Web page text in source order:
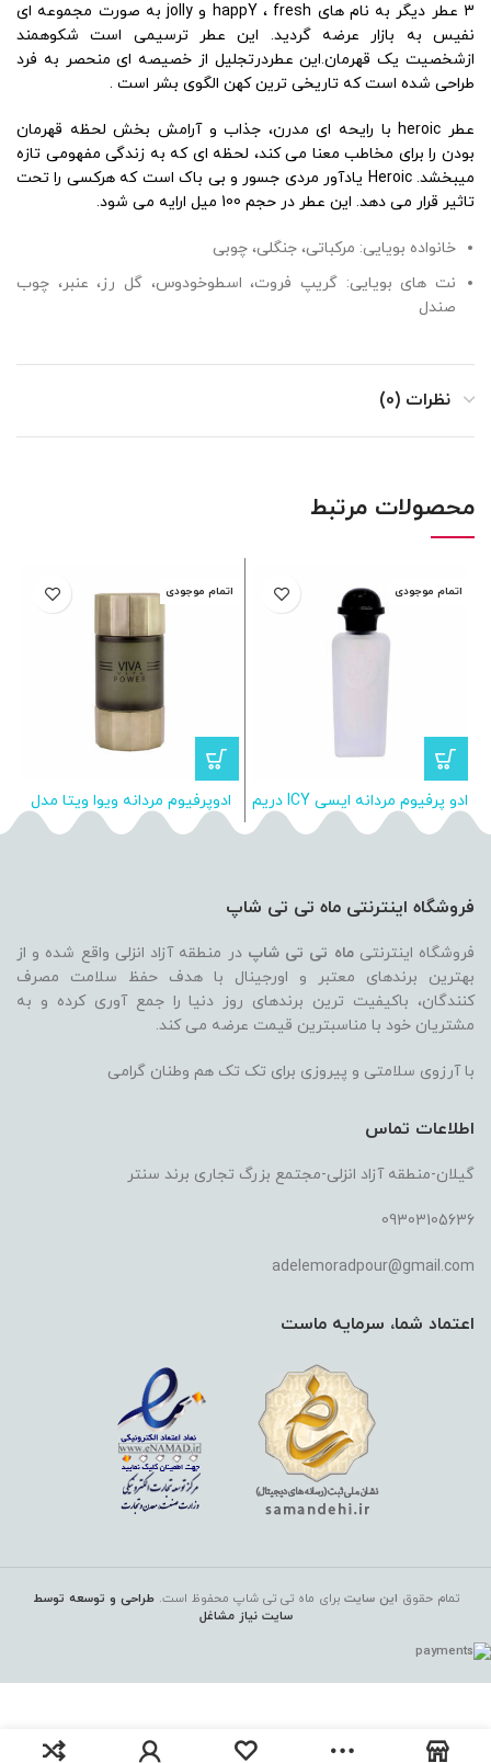
3 عطر دیگر به نام های happY ، fresh و jolly به صورت مجموعه ای
نفیس به بازار عرضه گردید. این عطر ترسیمی است شکوهمند
ازشخصیت یک قهرمان.این عطردرتجلیل از خصیصه ای منحصر به فرد
طراحی شده است که تاریخی ترین کهن الگوی بشر است .
عطر heroic با رایحه ای مدرن، جذاب و آرامش بخش لحظه قهرمان
بودن را برای مخاطب معنا می کند، لحظه ای که به زندگی مفهومی تازه
میبخشد. Heroic یادآور مردی جسور و بی باک است که هرکسی را تحت
تاثیر قرار می دهد. این عطر در حجم 100 میل ارایه می شود.
خانواده بویایی: مرکباتی، جنگلی، چوبی
نت های بویایی: گریپ فروت، اسطوخودوس، گل رز، عنبر، چوب
صندل
نظرات (0)
محصولات مرتبط
اتمام موجودی
ادو پرفیوم مردانه ایسی ICY دریم
سنت 35 میلی لیتر
اتمام موجودی
ادوپرفیوم مردانه ویوا ویتا مدل
power 100ML
فروشگاه اینترنتی ماه تی تی شاپ
فروشگاه اینترنتیماه تی تی شاپ در منطقه آزاد انزلی واقع شده و از
بهترین برندهای معتبر و اورجینال با هدف حفظ سلامت مصرف
کنندگان، باکیفیت ترین برندهای روز دنیا را جمع آوری کرده و به
مشتریان خود با مناسبترین قیمت عرضه می کند.
با آرزوی سلامتی و پیروزی برای تک تک هم وطنان گرامی
اطلاعات تماس
گیلان-منطقه آزاد انزلی-مجتمع بزرگ تجاری برند سنتر
09303105636
adelemoradpour@gmail.com
اعتماد شما، سرمایه ماست
تمام حقوق این سایتبرای ماه تی تی شاپ محفوظ است.طراحی و توسعه توسط
سایت نیاز مشاغل
ادوپرفیوم مردانه ویوا ویتا مدل HEROIC EDP